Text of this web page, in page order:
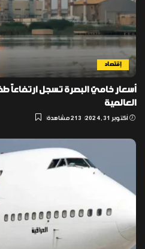
إقتصاد
أسعار خاميّ البصرة تسجل ارتفاعاً
العالمية
أكتوبر 31, 2024 213 مشاهدة